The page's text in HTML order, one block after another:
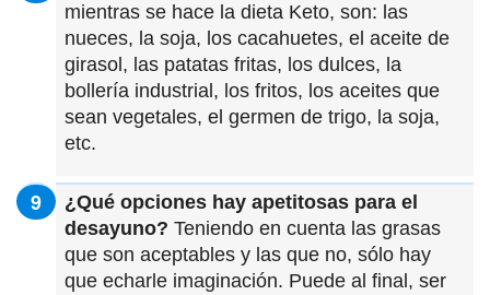
mientras se hace la dieta Keto, son: las
nueces, la soja, los cacahuetes, el aceite de
girasol, las patatas fritas, los dulces, la
bollería industrial, los fritos, los aceites que
sean vegetales, el germen de trigo, la soja,
etc.
¿Qué opciones hay apetitosas para el
desayuno? Teniendo en cuenta las grasas
que son aceptables y las que no, sólo hay
que echarle imaginación. Puede al final, ser